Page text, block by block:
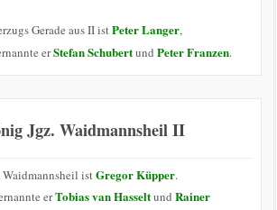
Gerade aus II istPeter Langer,
erStefan Schubertund Peter Franzen.
Jgz. Waidmannsheil II
istGregor Küpper.
erTobias van Hasseltund Rainer